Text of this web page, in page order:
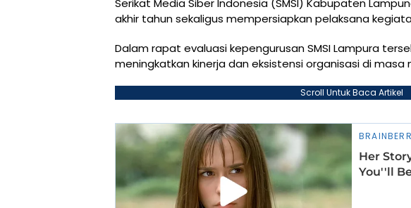
Serikat Media Siber Indonesia (SMSI) Kabupaten
akhir tahun sekaligus mempersiapkan pelaksana
Dalam rapat evaluasi kepengurusan SMSI Lampura
meningkatkan kinerja dan eksistensi organisasi di masa
Scroll Untuk Baca Artikel